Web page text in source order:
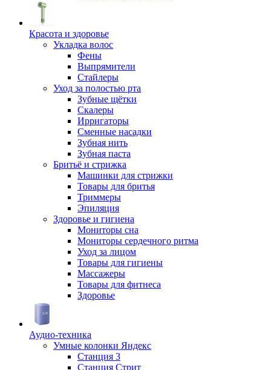
Красота и здоровье
Укладка волос
Фены
Выпрямители
Стайлеры
Уход за полостью рта
Зубные щётки
Скалеры
Ирригаторы
Сменные насадки
Зубная нить
Зубная паста
Бритьё и стрижка
Машинки для стрижки
Товары для бритья
Триммеры
Эпиляция
Здоровье и гигиена
Мониторы сна
Мониторы сердечного ритма
Уход за лицом
Товары для гигиены
Массажеры
Товары для фитнеса
Здоровье
Аудио-техника
Умные колонки Яндекс
Станция 3
Станция Стрит